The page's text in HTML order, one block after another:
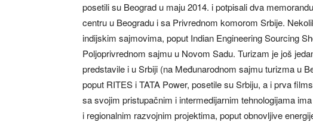
posetili su Beograd u maju 2014. i potpisali dva
centru u Beogradu i sa Privrednom komorom Srbije.
indijskim sajmovima, poput Indian Engineering Sourcing
Poljoprivrednom sajmu u Novom Sadu. Turizam je još
predstavile i u Srbiji (na Međunarodnom sajmu turizma u
poput RITES i TATA Power, posetile su Srbiju, a i prva
sa svojim pristupačnim i intermedijarnim tehnologijama
i regionalnim razvojnim projektima, poput obnovljive